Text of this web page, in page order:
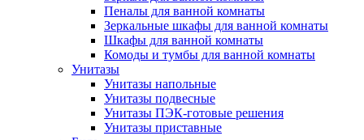
Пеналы для ванной комнаты
Зеркальные шкафы для ванной комнаты
Шкафы для ванной комнаты
Комоды и тумбы для ванной комнаты
Унитазы
Унитазы напольные
Унитазы подвесные
Унитазы ПЭК-готовые решения
Унитазы приставные